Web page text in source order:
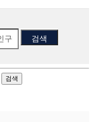
검색
검색